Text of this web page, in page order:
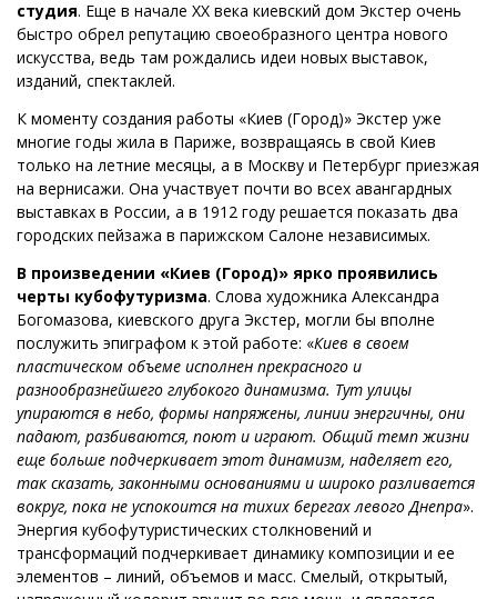
студия. Еще в начале XX века киевский дом Экстер очень
быстро обрел репутацию своеобразного центра нового
искусства, ведь там рождались идеи новых выставок,
изданий, спектаклей.
К моменту создания работы «Киев (Город)» Экстер уже
многие годы жила в Париже, возвращаясь в свой Киев
только на летние месяцы, а в Москву и Петербург приезжая
на вернисажи. Она участвует почти во всех авангардных
выставках в России, а в 1912 году решается показать два
городских пейзажа в парижском Салоне независимых.
В произведении «Киев (Город)» ярко проявились
черты кубофутуризма. Слова художника Александра
Богомазова, киевского друга Экстер, могли бы вполне
послужить эпиграфом к этой работе: «Киев в своем
пластическом объеме исполнен прекрасного и
разнообразнейшего глубокого динамизма. Тут улицы
упираются в небо, формы напряжены, линии энергичны, они
падают, разбиваются, поют и играют. Общий темп жизни
еще больше подчеркивает этот динамизм, наделяет его,
так сказать, законными основаниями и широко разливается
вокруг, пока не успокоится на тихих берегах левого Днепра».
Энергия кубофутуристических столкновений и
трансформаций подчеркивает динамику композиции и ее
элементов – линий, объемов и масс. Смелый, открытый,